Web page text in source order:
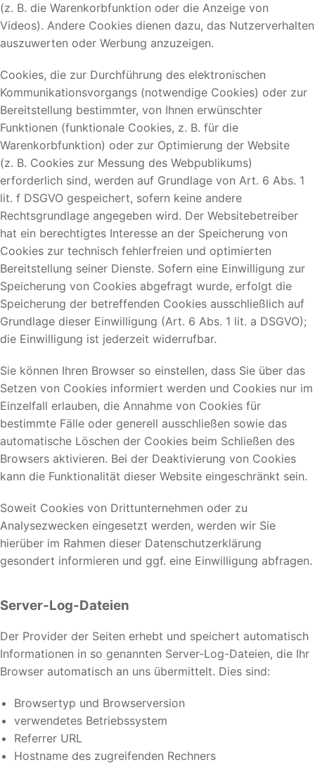
(z. B. die Warenkorbfunktion oder die Anzeige von
Videos). Andere Cookies dienen dazu, das Nutzerverhalten
auszuwerten oder Werbung anzuzeigen.
Cookies, die zur Durchführung des elektronischen
Kommunikationsvorgangs (notwendige Cookies) oder zur
Bereitstellung bestimmter, von Ihnen erwünschter
Funktionen (funktionale Cookies, z. B. für die
Warenkorbfunktion) oder zur Optimierung der Website
(z. B. Cookies zur Messung des Webpublikums)
erforderlich sind, werden auf Grundlage von Art. 6 Abs. 1
lit. f DSGVO gespeichert, sofern keine andere
Rechtsgrundlage angegeben wird. Der Websitebetreiber
hat ein berechtigtes Interesse an der Speicherung von
Cookies zur technisch fehlerfreien und optimierten
Bereitstellung seiner Dienste. Sofern eine Einwilligung zur
Speicherung von Cookies abgefragt wurde, erfolgt die
Speicherung der betreffenden Cookies ausschließlich auf
Grundlage dieser Einwilligung (Art. 6 Abs. 1 lit. a DSGVO);
die Einwilligung ist jederzeit widerrufbar.
Sie können Ihren Browser so einstellen, dass Sie über das
Setzen von Cookies informiert werden und Cookies nur im
Einzelfall erlauben, die Annahme von Cookies für
bestimmte Fälle oder generell ausschließen sowie das
automatische Löschen der Cookies beim Schließen des
Browsers aktivieren. Bei der Deaktivierung von Cookies
kann die Funktionalität dieser Website eingeschränkt sein.
Soweit Cookies von Drittunternehmen oder zu
Analysezwecken eingesetzt werden, werden wir Sie
hierüber im Rahmen dieser Datenschutzerklärung
gesondert informieren und ggf. eine Einwilligung abfragen.
Server-Log-Dateien
Der Provider der Seiten erhebt und speichert automatisch
Informationen in so genannten Server-Log-Dateien, die Ihr
Browser automatisch an uns übermittelt. Dies sind:
Browsertyp und Browserversion
verwendetes Betriebssystem
Referrer URL
Hostname des zugreifenden Rechners